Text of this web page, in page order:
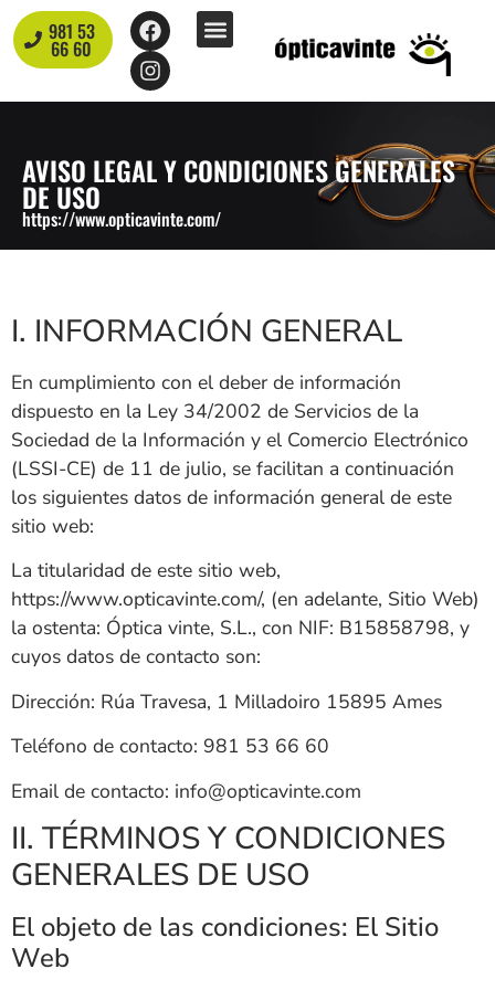
contenido
981 53
66 60
AVISO LEGAL Y CONDICIONES GENERALES
DE USO
https://www.opticavinte.com/
I. INFORMACIÓN GENERAL
En cumplimiento con el deber de información
dispuesto en la Ley 34/2002 de Servicios de la
Sociedad de la Información y el Comercio Electrónico
(LSSI-CE) de 11 de julio, se facilitan a continuación
los siguientes datos de información general de este
sitio web:
La titularidad de este sitio web,
https://www.opticavinte.com/, (en adelante, Sitio Web)
la ostenta: Óptica vinte, S.L., con NIF: B15858798, y
cuyos datos de contacto son:
Dirección: Rúa Travesa, 1 Milladoiro 15895 Ames
Teléfono de contacto: 981 53 66 60
Email de contacto: info@opticavinte.com
II. TÉRMINOS Y CONDICIONES
GENERALES DE USO
El objeto de las condiciones: El Sitio
Web